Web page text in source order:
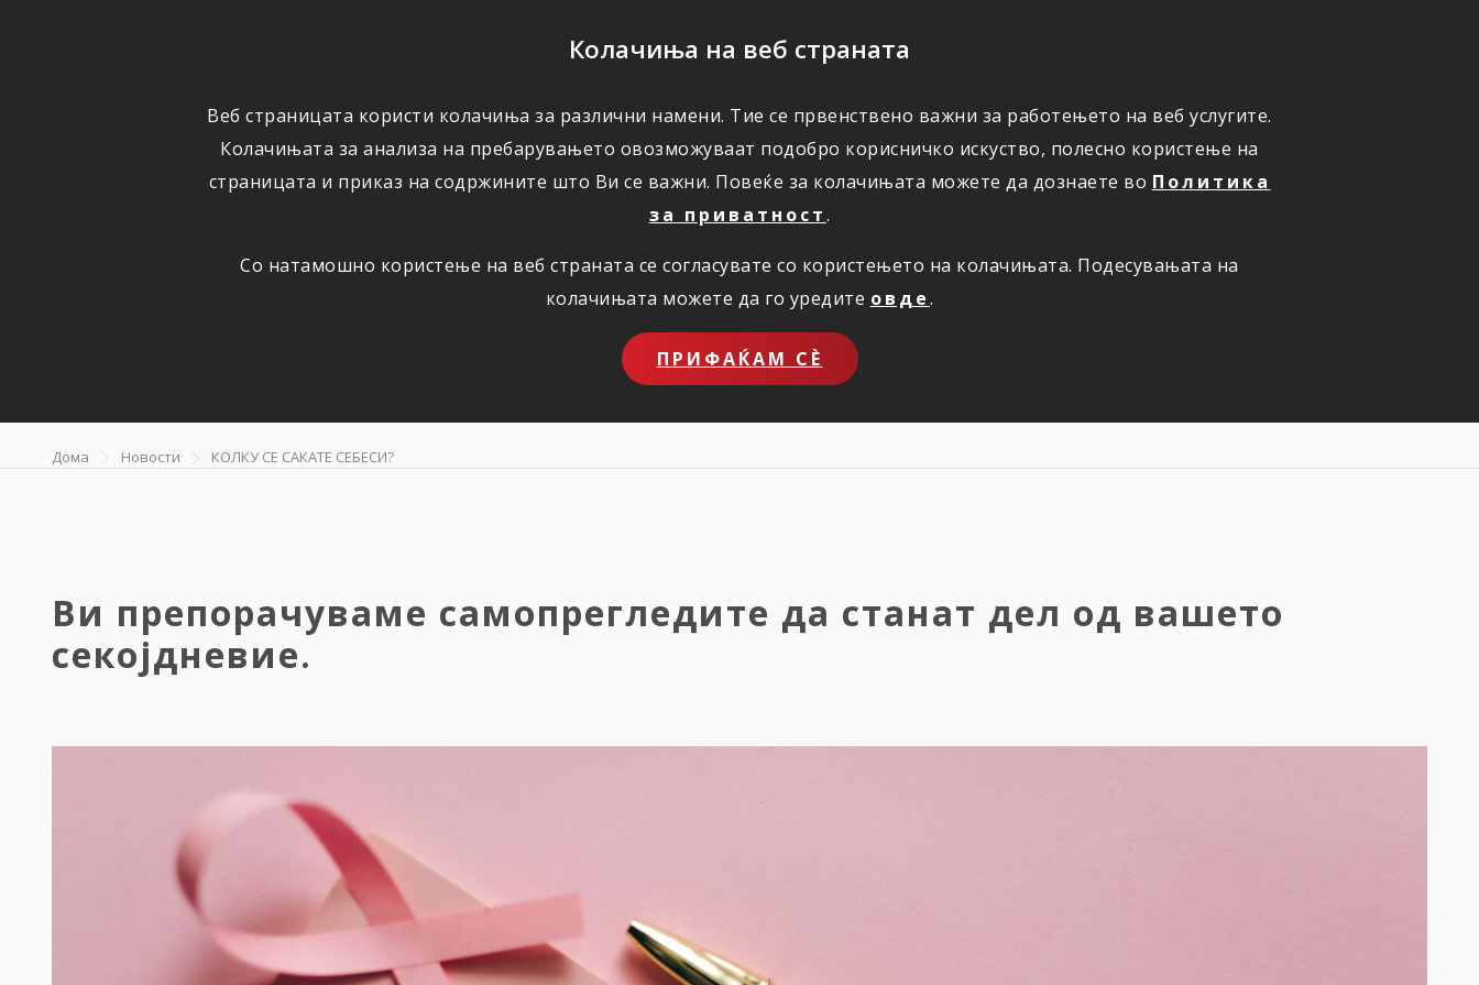
Колачиња на веб страната
Веб страницата користи колачиња за различни намени. Тие се првенствено важни за работењето на веб услугите.
Колачињата за анализа на пребарувањето овозможуваат подобро корисничко искуство, полесно користење на
страницата и приказ на содржините што Ви се важни. Повеќе за колачињата можете да дознаете во Политика
за приватност.
Со натамошно користење на веб страната се согласувате со користењето на колачињата. Подесувањата на
колачињата можете да го уредите овде.
ПРИФАЌАМ СЀ
ОСИГУРУВАЊЕ ШТЕТИ ПОВОЛНОСТИ КОРИСНО ЗА НАС ОНЛАЈН ПРИЈАВИ ШТЕТА
Колку се сакате себеси?
Дома Новости КОЛКУ СЕ САКАТЕ СЕБЕСИ?
Ви препорачуваме самопрегледите да станат дел од вашето
секојдневие.